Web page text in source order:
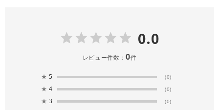
0.0
レビュー件数： 0件
★ 5 (0)
★ 4 (0)
★ 3 (0)